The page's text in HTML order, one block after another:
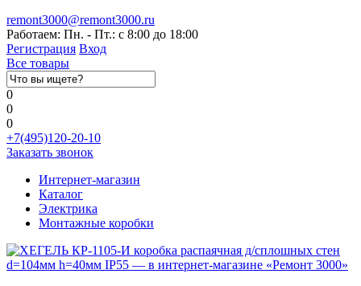
remont3000@remont3000.ru
Работаем: Пн. - Пт.: с 8:00 до 18:00
Регистрация Вход
Все товары
0
0
0
+7(495)120-20-10
Заказать звонок
Интернет-магазин
Каталог
Электрика
Монтажные коробки